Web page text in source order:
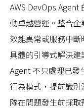
AWS DevOps Agent
動卓越營運。整合
效能異常或服務中
具體的引導式解決建
Agent 不只處理已發
行為模式，提前識
隊在問題發生前採取